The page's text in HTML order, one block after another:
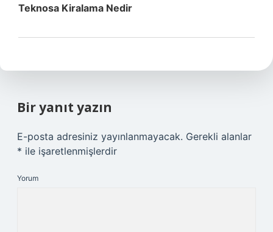
Teknosa Kiralama Nedir
Bir yanıt yazın
E-posta adresiniz yayınlanmayacak. Gerekli alanlar
* ile işaretlenmişlerdir
Yorum